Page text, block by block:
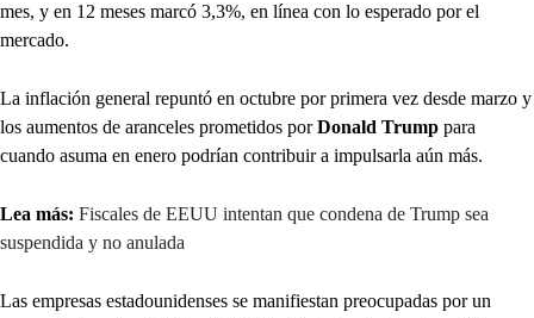
mes, y en 12 meses marcó 3,3%, en línea con lo esperado por el
mercado.
La inflación general repuntó en octubre por primera vez desde marzo y
los aumentos de aranceles prometidos porDonald Trump para
cuando asuma en enero podrían contribuir a impulsarla aún más.
Lea más: Fiscales de EEUU intentan que condena de Trump sea
suspendida y no anulada
Las empresas estadounidenses se manifiestan preocupadas por un